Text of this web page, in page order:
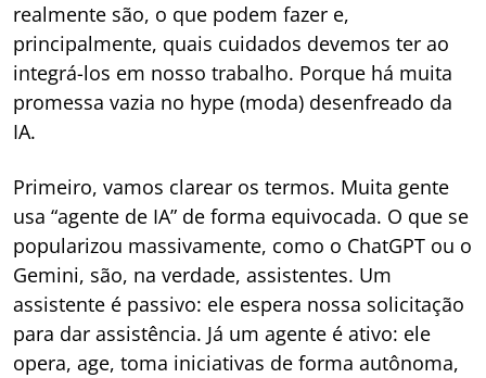
realmente são, o que podem fazer e,
principalmente, quais cuidados devemos ter ao
integrá-los em nosso trabalho. Porque há muita
promessa vazia no hype (moda) desenfreado da
IA.
Primeiro, vamos clarear os termos. Muita gente
usa “agente de IA” de forma equivocada. O que se
popularizou massivamente, como o ChatGPT ou o
Gemini, são, na verdade, assistentes. Um
assistente é passivo: ele espera nossa solicitação
para dar assistência. Já um agente é ativo: ele
opera, age, toma iniciativas de forma autônoma,